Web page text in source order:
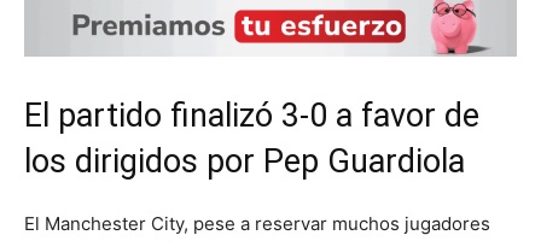
El partido finalizó 3-0 a favor de
los dirigidos por Pep Guardiola
El Manchester City, pese a reservar muchos jugadores